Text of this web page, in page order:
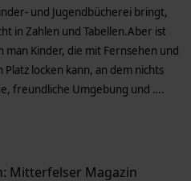
und Jugendbücherei bringt,
in Zahlen und Tabellen.Aber ist
man Kinder, die mit Fernsehen und
locken kann, an dem nichts
freundliche Umgebung und ….
Mitterfelser Magazin